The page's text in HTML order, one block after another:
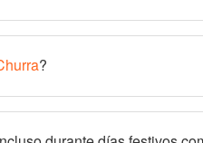
?